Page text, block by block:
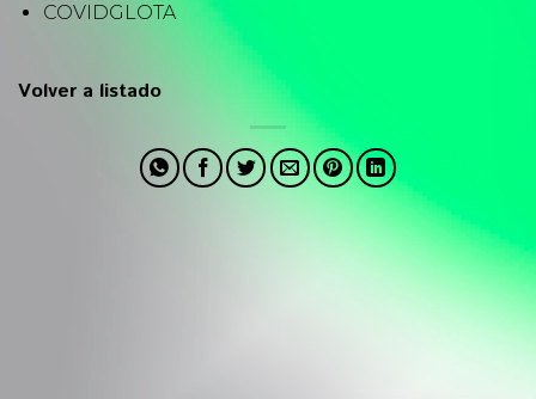
COVIDGLOTA
Volver a listado